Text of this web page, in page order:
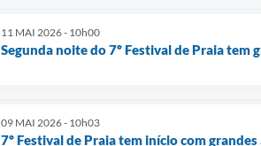
11 MAI 2026 - 10h00
Segunda noite do 7º Festival de Praia
09 MAI 2026 - 10h03
7º Festival de Praia tem início com